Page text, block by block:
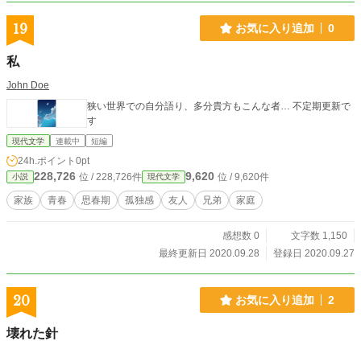
19 お気に入り追加 0
私
John Doe
狭い世界での自分語り、多分貴方もこんな者… 不定期更新で
す
現代文学 連載中 短編
24h.ポイント 0pt
小説 228,726 位 / 228,726件 現代文学 9,620 位 / 9,620件
家族 青春 思春期 孤独感 友人 兄弟 家庭
感想数 0
文字数 1,150
最終更新日 2020.09.28
登録日 2020.09.27
20 お気に入り追加 2
壊れた針